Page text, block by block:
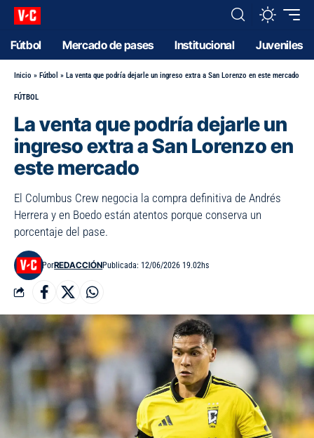
Fútbol Mercado de pases Institucional Juveniles
Inicio » Fútbol » La venta que podría dejarle un ingreso extra a San Lorenzo en este mercado
FÚTBOL
La venta que podría dejarle un
ingreso extra a San Lorenzo en
este mercado
El Columbus Crew negocia la compra definitiva de Andrés
Herrera y en Boedo están atentos porque conserva un
porcentaje del pase.
PorREDACCIÓNPublicada: 12/06/2026 19.02hs